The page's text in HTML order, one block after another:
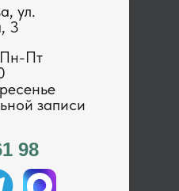
ул.
3
98
Пт
записи